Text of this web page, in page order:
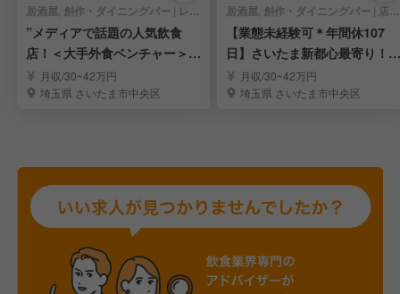
居酒屋, 創作・ダイニングバー | レストランサービス・ホールスタッフ
”メディアで話題の人気飲食
店！＜大手外食ベンチャー＞～
店長候補を大募集～
月収/30~42万円
埼玉県 さいたま市中央区
居酒屋, 創作・ダイニングバー | 店長・店長候補
【業態未経験可＊年間休107
日】さいたま新都心最寄り！人
気の沖縄ダイニング
月収/30~42万円
埼玉県 さいたま市中央区